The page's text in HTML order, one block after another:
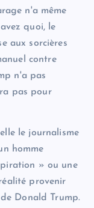
n'a même
quoi, le
aux sorcières
contre
n'a pas
pas pour
le journalisme
homme
» ou une
provenir
Donald Trump.